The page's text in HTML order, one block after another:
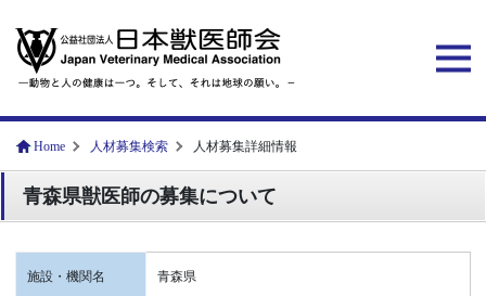
Home 人材募集検索 人材募集詳細情報
青森県獣医師の募集について
施設・機関名 青森県